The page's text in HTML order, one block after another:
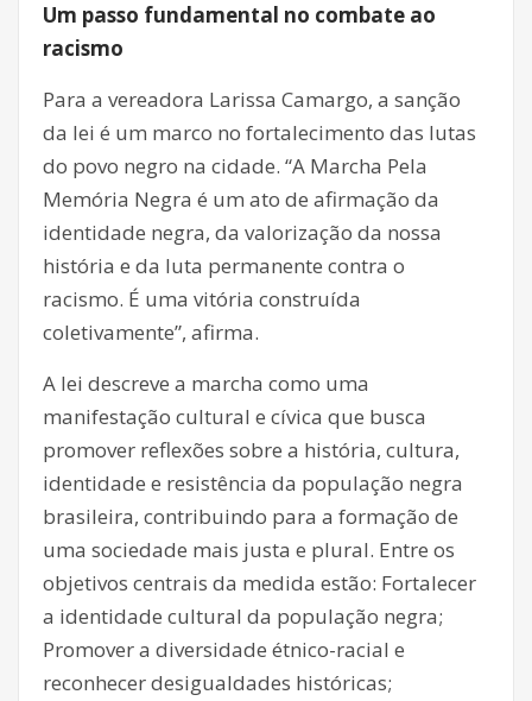
Um passo fundamental no combate ao
racismo
Para a vereadora Larissa Camargo, a sanção
da lei é um marco no fortalecimento das lutas
do povo negro na cidade. “A Marcha Pela
Memória Negra é um ato de afirmação da
identidade negra, da valorização da nossa
história e da luta permanente contra o
racismo. É uma vitória construída
coletivamente”, afirma.
A lei descreve a marcha como uma
manifestação cultural e cívica que busca
promover reflexões sobre a história, cultura,
identidade e resistência da população negra
brasileira, contribuindo para a formação de
uma sociedade mais justa e plural. Entre os
objetivos centrais da medida estão: Fortalecer
a identidade cultural da população negra;
Promover a diversidade étnico-racial e
reconhecer desigualdades históricas;